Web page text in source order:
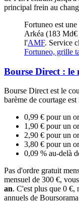
principal frein au
Fortuneo est
Arkéa (183 Md€
l'AMF. Service
Fortuneo, grille
Bourse Direct : le
Bourse Direct est le
barème de courtage
0,99 € pour un
1,90 € pour un
2,90 € pour un
3,80 € pour un
0,09 % au-delà
Pas d'ordre gratuit
mensuel de 300 €,
an. C'est plus que 0 €,
annuels de